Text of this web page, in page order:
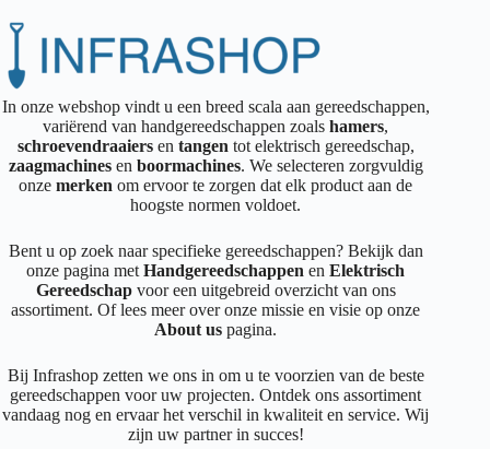
In onze webshop vindt u een breed scala aan gereedschappen,
variërend van handgereedschappen zoalshamers,
schroevendraaiersen tangen tot elektrisch gereedschap,
zaagmachines en boormachines. We selecteren zorgvuldig
onzemerkenom ervoor te zorgen dat elk product aan de
hoogste normen voldoet.
Bent u op zoek naar specifieke gereedschappen? Bekijk dan
onze pagina metHandgereedschappen enElektrisch
Gereedschapvoor een uitgebreid overzicht van ons
assortiment. Of lees meer over onze missie en visie op onze
About us pagina.
Bij Infrashop zetten we ons in om u te voorzien van de beste
gereedschappen voor uw projecten. Ontdek ons assortiment
vandaag nog en ervaar het verschil in kwaliteit en service. Wij
zijn uw partner in succes!